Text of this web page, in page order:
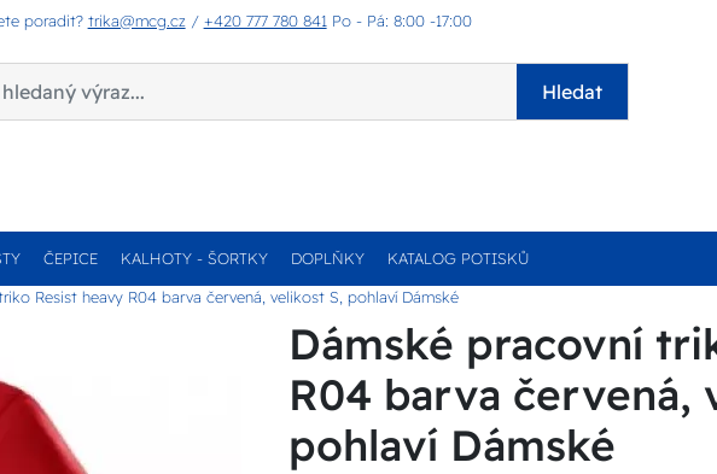
poradit? trika@mcg.cz / +420 777 780 841 Po - Pá: 8:00 -17:00
Hledat
ČEPICE KALHOTY - ŠORTKY DOPLŇKY KATALOG POTISKŮ
Resist heavy R04 barva červená, velikost S, pohlaví Dámské
Dámské pracovní
R04 barva červená,
pohlaví Dámské